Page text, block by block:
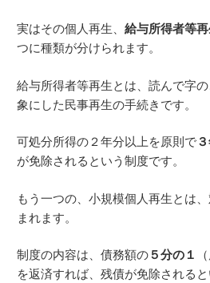
実はその個人再生、給与所得者等
つに種類が分けられます。
給与所得者等再生とは、読んで字
象にした民事再生の手続きです。
可処分所得の２年分以上を原則で
が免除されるという制度です。
もう一つの、小規模個人再生とは
まれます。
制度の内容は、債務額の５分の１
を返済すれば、残債が免除されると